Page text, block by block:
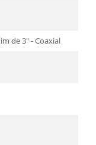
de 3" - Coaxial